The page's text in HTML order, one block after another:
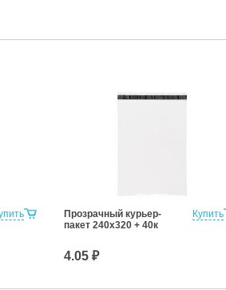
Купить
Прозрачный курьер-
пакет 240х320 + 40к
4.05 ₽